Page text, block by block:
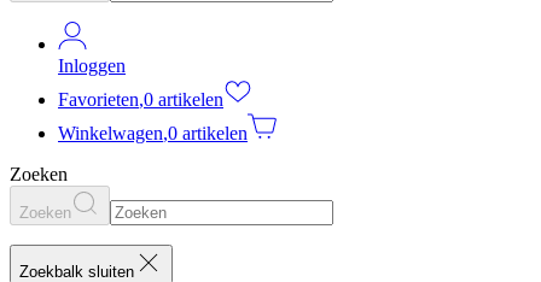
Inloggen
Favorieten,0 artikelen
Winkelwagen,0 artikelen
Zoeken
Zoeken
Zoekbalk sluiten